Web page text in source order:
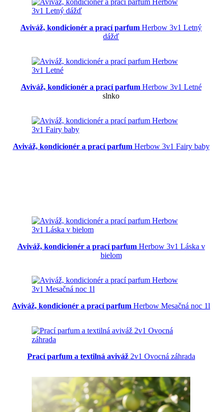
Aviváž, kondicionér a prací parfum Herbow 3v1 Letný
dážď
Aviváž, kondicionér a prací parfumHerbow 3v1 Letné
slnko
Aviváž, kondicionér a prací parfumHerbow 3v1 Fairy baby
Aviváž, kondicionér a prací parfumHerbow 3v1 Láska v
bielom
Aviváž, kondicionér a prací parfum Herbow Mesačná noc 1l
Prací parfum a textilná aviváž2v1 Ovocná záhrada